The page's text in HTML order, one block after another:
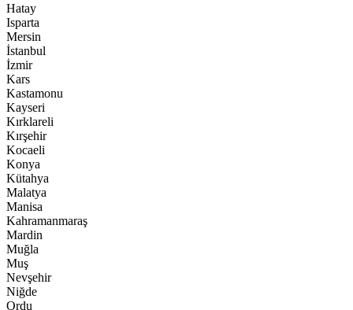
Hatay
Isparta
Mersin
İstanbul
İzmir
Kars
Kastamonu
Kayseri
Kırklareli
Kırşehir
Kocaeli
Konya
Kütahya
Malatya
Manisa
Kahramanmaraş
Mardin
Muğla
Muş
Nevşehir
Niğde
Ordu